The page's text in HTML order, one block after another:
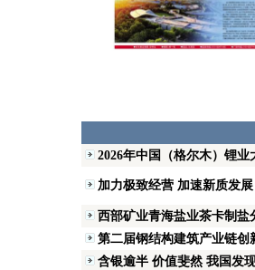
2026年中国（格尔木）锂
加力极致经营 加速新质发
西部矿业青海盐业茶卡制
第二届钢结构建筑产业链创
含银逾半 价值斐然 我国发